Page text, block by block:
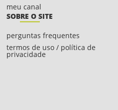
meu canal
SOBRE O SITE
perguntas frequentes
termos de uso / política de
privacidade